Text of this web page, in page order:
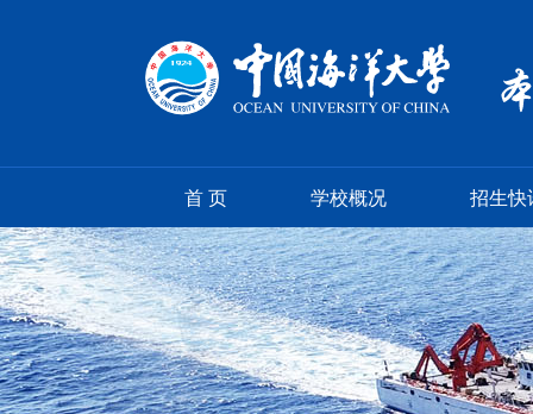
首 页 学校概况 招生快